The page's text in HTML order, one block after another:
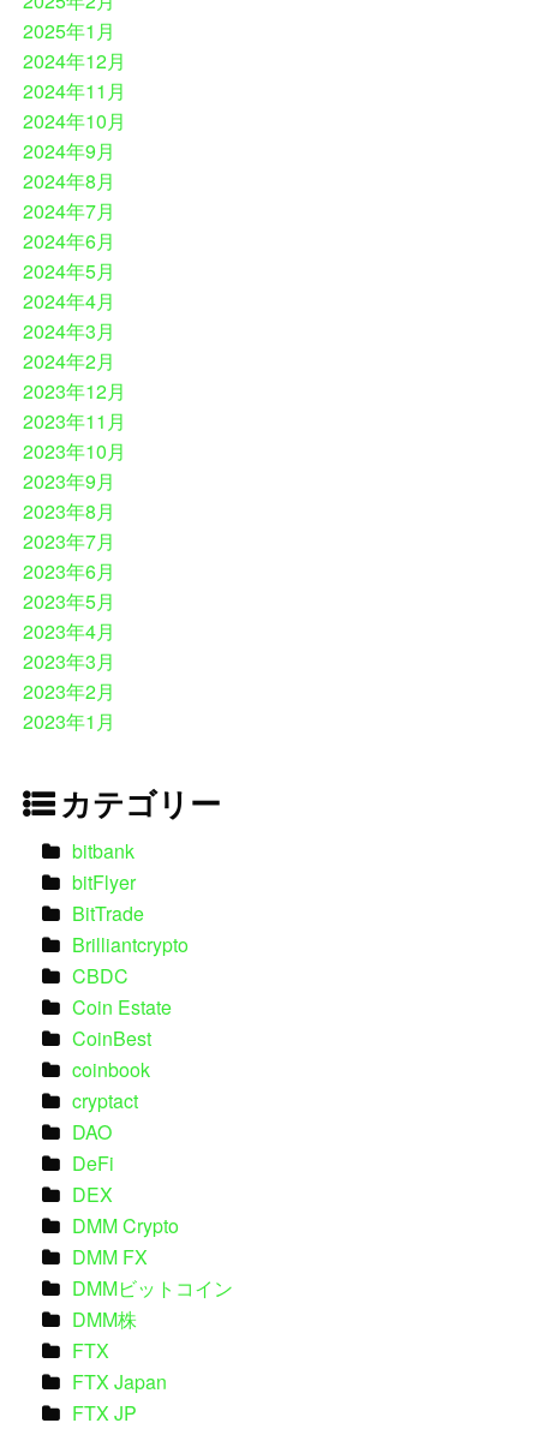
2025年1月
2024年12月
2024年11月
2024年10月
2024年9月
2024年8月
2024年7月
2024年6月
2024年5月
2024年4月
2024年3月
2024年2月
2023年12月
2023年11月
2023年10月
2023年9月
2023年8月
2023年7月
2023年6月
2023年5月
2023年4月
2023年3月
2023年2月
2023年1月
カテゴリー
bitbank
bitFlyer
BitTrade
Brilliantcrypto
CBDC
Coin Estate
CoinBest
coinbook
cryptact
DAO
DeFi
DEX
DMM Crypto
DMM FX
DMMビットコイン
DMM株
FTX
FTX Japan
FTX JP